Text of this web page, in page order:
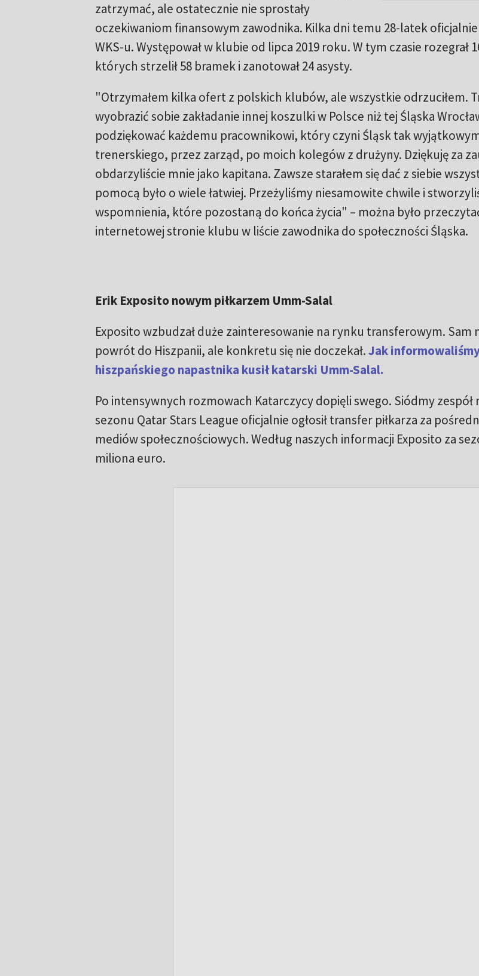
zatrzymać, ale ostatecznie nie sprostały
oczekiwaniom finansowym zawodnika. Kilka dni temu 28-latek oficjalnie
WKS-u. Występował w klubie od lipca 2019 roku. W tym czasie rozegrał
których strzelił 58 bramek i zanotował 24 asysty.
"Otrzymałem kilka ofert z polskich klubów, ale wszystkie odrzuciłem.
wyobrazić sobie zakładanie innej koszulki w Polsce niż tej Śląska
podziękować każdemu pracownikowi, który czyni Śląsk tak
trenerskiego, przez zarząd, po moich kolegów z drużyny. Dziękuję za
obdarzyliście mnie jako kapitana. Zawsze starałem się dać z siebie
pomocą było o wiele łatwiej. Przeżyliśmy niesamowite chwile i
wspomnienia, które pozostaną do końca życia" – można było
internetowej stronie klubu w liście zawodnika do społeczności Śląska.
Erik Exposito nowym piłkarzem Umm-Salal
Exposito wzbudzał duże zainteresowanie na rynku transferowym. Sam
powrót do Hiszpanii, ale konkretu się nie doczekał.Jak
hiszpańskiego napastnika kusił katarski Umm-Salal.
Po intensywnych rozmowach Katarczycy dopięli swego. Siódmy zespół
sezonu Qatar Stars League oficjalnie ogłosił transfer piłkarza za
mediów społecznościowych. Według naszych informacji Exposito za
miliona euro.